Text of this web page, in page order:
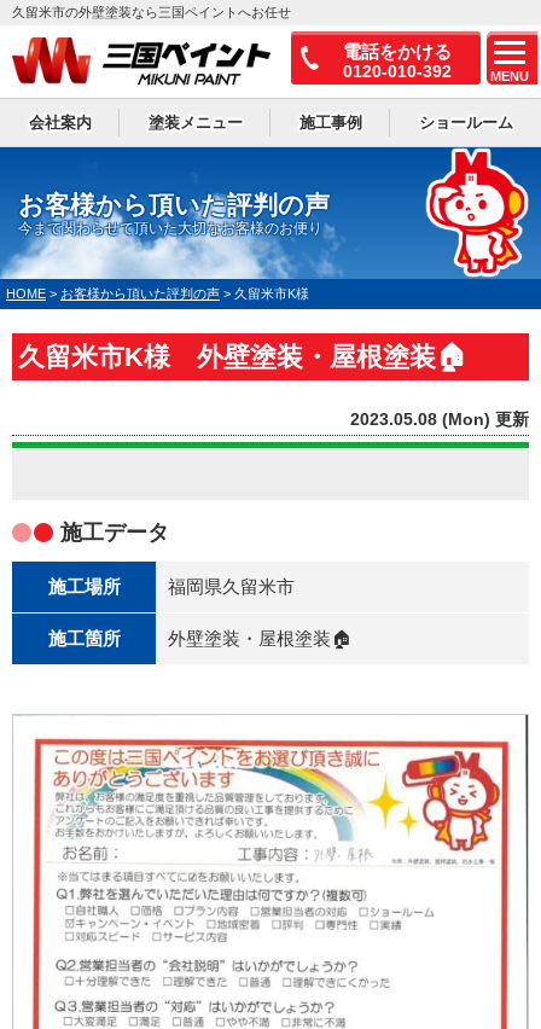
電話をかける
0120-010-392 MENU
久留米市の外壁塗装なら三国ペイントへお任せ
会社案内 塗装メニュー 施工事例 ショールーム
お客様から頂いた評判の声
今まで関わらせて頂いた大切なお客様のお便り
HOME > お客様から頂いた評判の声 > 久留米市K様
久留米市K様 外壁塗装・屋根塗装🏠
2023.05.08 (Mon) 更新
施工データ
施工場所 福岡県久留米市
施工箇所 外壁塗装・屋根塗装🏠